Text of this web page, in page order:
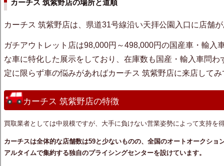
カーチス 筑紫野店の場所と道順
カーチス 筑紫野店は、県道31号線沿い天拝公園入口に店舗
ガチアウトレット店は98,000円～498,000円の国産車・輸入
な車に特化した展示をしており、 在庫数も国産・輸入車問わ
定に限らず車の悩みがあればカーチス 筑紫野店に来店して
カーチス 筑紫野店の特徴
買取業者としては中規模ですが、大手に負けない営業姿勢によって支持を
カーチスは全体的な店舗数は59と少ないものの、全国のオートオークショ
アルタイムで集約する独自のプライシングセンターを設けています。